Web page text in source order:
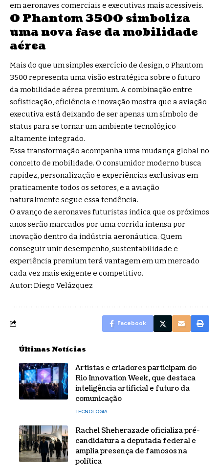
em aeronaves comerciais e executivas mais acessíveis.
O Phantom 3500 simboliza
uma nova fase da mobilidade
aérea
Mais do que um simples exercício de design, o Phantom
3500 representa uma visão estratégica sobre o futuro
da mobilidade aérea premium. A combinação entre
sofisticação, eficiência e inovação mostra que a aviação
executiva está deixando de ser apenas um símbolo de
status para se tornar um ambiente tecnológico
altamente integrado.
Essa transformação acompanha uma mudança global no
conceito de mobilidade. O consumidor moderno busca
rapidez, personalização e experiências exclusivas em
praticamente todos os setores, e a aviação
naturalmente segue essa tendência.
O avanço de aeronaves futuristas indica que os próximos
anos serão marcados por uma corrida intensa por
inovação dentro da indústria aeronáutica. Quem
conseguir unir desempenho, sustentabilidade e
experiência premium terá vantagem em um mercado
cada vez mais exigente e competitivo.
Autor: Diego Velázquez
Facebook
Últimas Notícias
Artistas e criadores participam do
Rio Innovation Week, que destaca
inteligência artificial e futuro da
comunicação
TECNOLOGIA
Rachel Sheherazade oficializa pré-
candidatura a deputada federal e
amplia presença de famosos na
política